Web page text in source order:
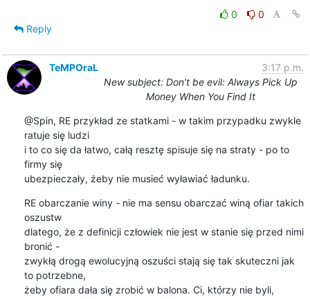
0
0
Reply
TeMPOraL
3:17 p.m.
New subject: Don't be evil: Always Pick Up
Money When You Find It
@Spin, RE przykład ze statkami - w takim przypadku zwykle
ratuje się ludzi
i to co się da łatwo, całą resztę spisuje się na straty - po to
firmy się
ubezpieczały, żeby nie musieć wyławiać ładunku.
RE obarczanie winy - nie ma sensu obarczać winą ofiar takich
oszustw
dlatego, że z definicji człowiek nie jest w stanie się przed nimi
bronić -
zwykłą drogą ewolucyjną oszuści stają się tak skuteczni jak
to potrzebne,
żeby ofiara dała się zrobić w balona. Ci, którzy nie byli,